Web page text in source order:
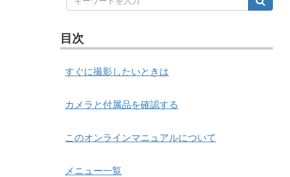
目次
すぐに撮影したいときは
カメラと付属品を確認する
このオンラインマニュアルについて
メニュー一覧